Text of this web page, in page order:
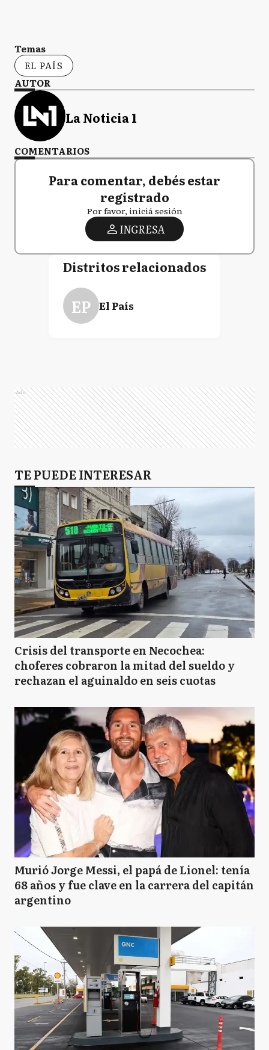
Temas
EL PAÍS
AUTOR
La Noticia 1
COMENTARIOS
Para comentar, debés estar
registrado
Por favor, iniciá sesión
INGRESA
Distritos relacionados
EP El País
Ads
TE PUEDE INTERESAR
Crisis del transporte en Necochea:
choferes cobraron la mitad del sueldo y
rechazan el aguinaldo en seis cuotas
Murió Jorge Messi, el papá de Lionel: tenía
68 años y fue clave en la carrera del capitán
argentino